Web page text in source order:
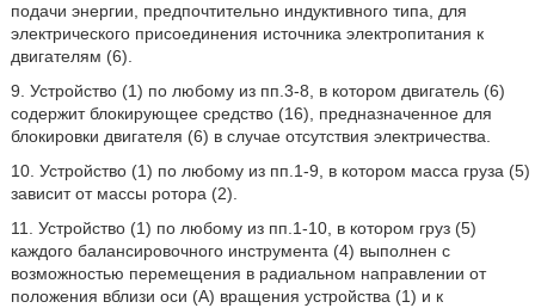
подачи энергии, предпочтительно индуктивного типа, для
электрического присоединения источника электропитания к
двигателям (6).
9. Устройство (1) по любому из пп.3-8, в котором двигатель (6)
содержит блокирующее средство (16), предназначенное для
блокировки двигателя (6) в случае отсутствия электричества.
10. Устройство (1) по любому из пп.1-9, в котором масса груза (5)
зависит от массы ротора (2).
11. Устройство (1) по любому из пп.1-10, в котором груз (5)
каждого балансировочного инструмента (4) выполнен с
возможностью перемещения в радиальном направлении от
положения вблизи оси (А) вращения устройства (1) и к